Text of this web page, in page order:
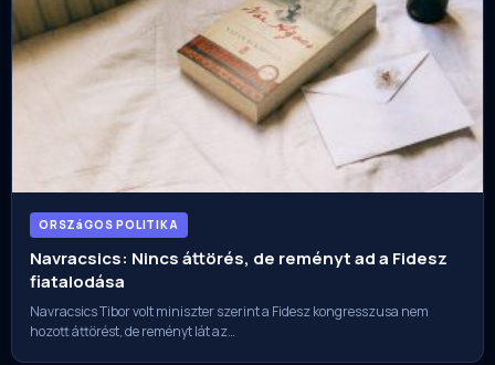
ORSZáGOS POLITIKA
Navracsics: Nincs áttörés, de reményt ad a Fidesz
fiatalodása
Navracsics Tibor volt miniszter szerint a Fidesz kongresszusa nem
hozott áttörést, de reményt lát az…